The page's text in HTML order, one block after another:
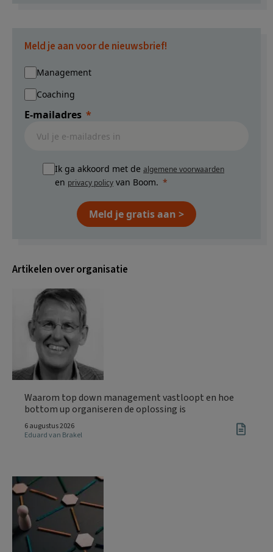
Meld je aan voor de nieuwsbrief!
Management
Coaching
E-mailadres
Ik ga akkoord met de algemene voorwaarden
en privacy policy van Boom.
Meld je gratis aan >
Artikelen over organisatie
Waarom top down management vastloopt en hoe
bottom up organiseren de oplossing is
6 augustus 2026
Eduard van Brakel